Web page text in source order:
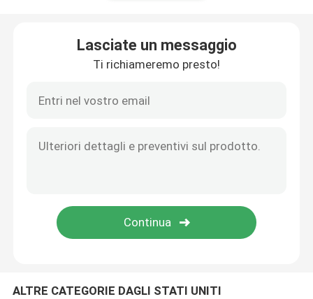
Caffè espresso Bean Grinder
Macinacaffè all'aperto
Macinacaffè della mano
frother automatico del latte
Lasciate un messaggio
Ti richiameremo presto!
ALTRE CATEGORIE DAGLI STATI UNITI